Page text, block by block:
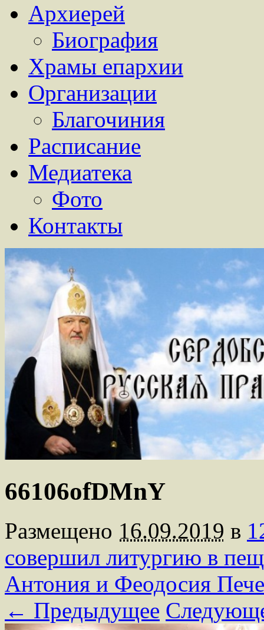
Архиерей
Биография
Храмы епархии
Организации
Благочиния
Расписание
Медиатека
Фото
Контакты
66106ofDMnY
Размещено 16.09.2019 в
совершил литургию в
Антония и Феодосия
← Предыдущее